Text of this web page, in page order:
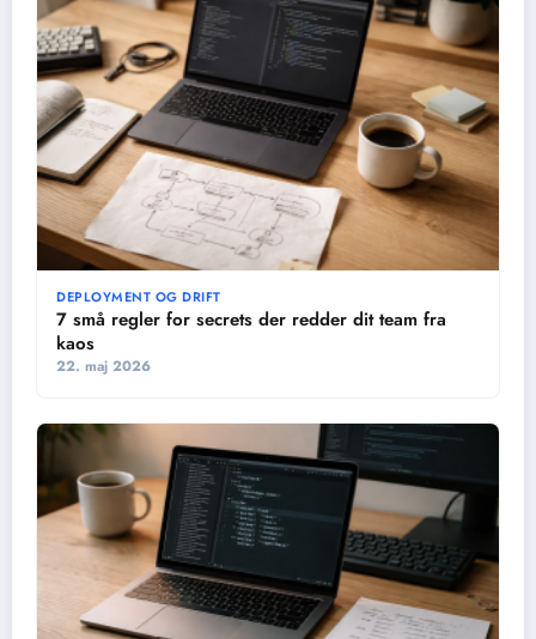
DEPLOYMENT OG DRIFT
7 små regler for secrets der redder dit team fra
kaos
22. maj 2026